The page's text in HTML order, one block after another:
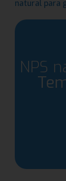
natural para
NPS